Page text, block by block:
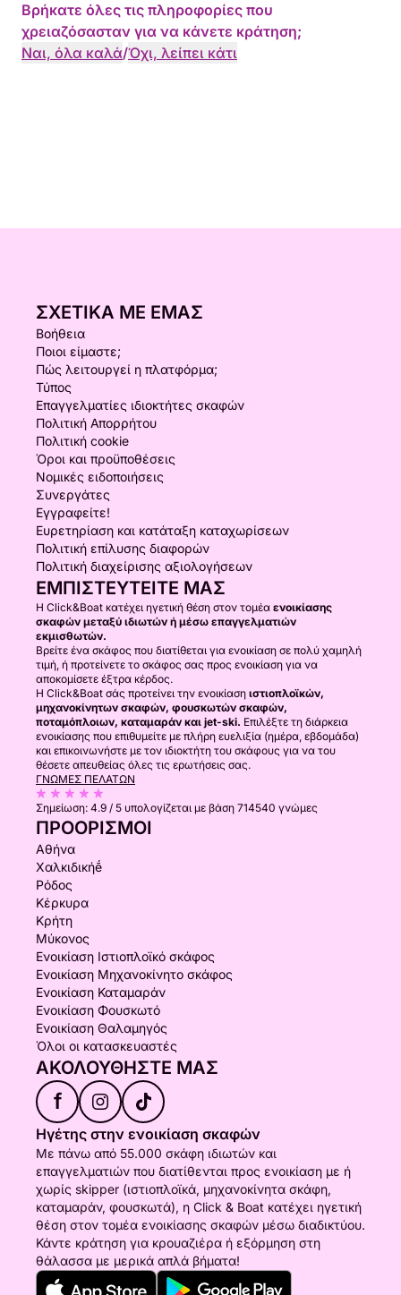
Βρήκατε όλες τις πληροφορίες που
χρειαζόσασταν για να κάνετε κράτηση;
Ναι, όλα καλά/Όχι, λείπει κάτι
ΣΧΕΤΙΚΆ ΜΕ ΕΜΆΣ
Βοήθεια
Ποιοι είμαστε;
Πώς λειτουργεί η πλατφόρμα;
Τύπος
Επαγγελματίες ιδιοκτήτες σκαφών
Πολιτική Απορρήτου
Πολιτική cookie
Όροι και προϋποθέσεις
Νομικές ειδοποιήσεις
Συνεργάτες
Εγγραφείτε!
Ευρετηρίαση και κατάταξη καταχωρίσεων
Πολιτική επίλυσης διαφορών
Πολιτική διαχείρισης αξιολογήσεων
ΕΜΠΙΣΤΕΥΤΕΊΤΕ ΜΑΣ
Η Click&Boat κατέχει ηγετική θέση στον τομέα ενοικίασης
σκαφών μεταξύ ιδιωτών ή μέσω επαγγελματιών
εκμισθωτών.
Βρείτε ένα σκάφος που διατίθεται για ενοικίαση σε πολύ χαμηλή
τιμή, ή προτείνετε το σκάφος σας προς ενοικίαση για να
αποκομίσετε έξτρα κέρδος.
Η Click&Boat σάς προτείνει την ενοικίαση ιστιοπλοϊκών,
μηχανοκίνητων σκαφών, φουσκωτών σκαφών,
ποταμόπλοιων, καταμαράν και jet-ski. Επιλέξτε τη διάρκεια
ενοικίασης που επιθυμείτε με πλήρη ευελιξία (ημέρα, εβδομάδα)
και επικοινωνήστε με τον ιδιοκτήτη του σκάφους για να του
θέσετε απευθείας όλες τις ερωτήσεις σας.
ΓΝΏΜΕΣ ΠΕΛΑΤΏΝ
Σημείωση: 4.9 / 5 υπολογίζεται με βάση 714540 γνώμες
ΠΡΟΟΡΙΣΜΟΊ
Αθήνα
Χαλκιδικήḗ
Ρόδος
Κέρκυρα
Κρήτη
Μύκονος
Ενοικίαση Ιστιοπλοϊκό σκάφος
Ενοικίαση Μηχανοκίνητο σκάφος
Ενοικίαση Καταμαράν
Ενοικίαση Φουσκωτό
Ενοικίαση Θαλαμηγός
Όλοι οι κατασκευαστές
ΑΚΟΛΟΥΘΉΣΤΕ ΜΑΣ
f
Ηγέτης στην ενοικίαση σκαφών
Με πάνω από 55.000 σκάφη ιδιωτών και
επαγγελματιών που διατίθενται προς ενοικίαση με ή
χωρίς skipper (ιστιοπλοϊκά, μηχανοκίνητα σκάφη,
καταμαράν, φουσκωτά), η Click & Boat κατέχει ηγετική
θέση στον τομέα ενοικίασης σκαφών μέσω διαδικτύου.
Κάντε κράτηση για κρουαζιέρα ή εξόρμηση στη
θάλασσα με μερικά απλά βήματα!